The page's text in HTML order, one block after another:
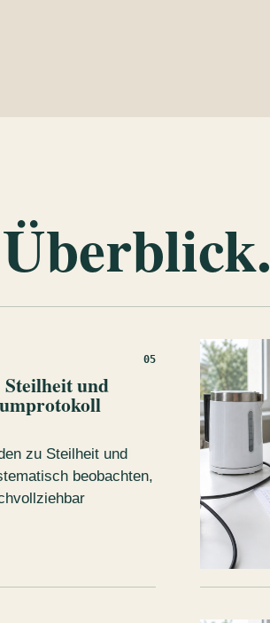
05
und
zu Steilheit und
beobachten,